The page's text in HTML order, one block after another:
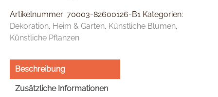
Artikelnummer: 70003-82600126-B1 Kategorien:
Dekoration, Heim & Garten, Künstliche Blumen,
Künstliche Pflanzen
Beschreibung
Zusätzliche Informationen